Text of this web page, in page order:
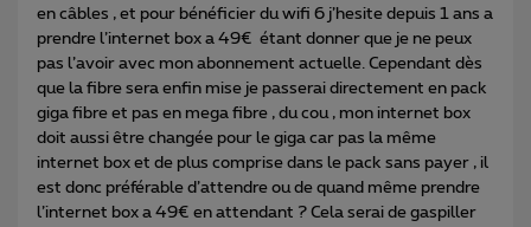
en câbles , et pour bénéficier du wifi 6 j’hesite depuis 1 ans a
prendre l’internet box a 49€ étant donner que je ne peux
pas l’avoir avec mon abonnement actuelle. Cependant dès
que la fibre sera enfin mise je passerai directement en pack
giga fibre et pas en mega fibre , du cou , mon internet box
doit aussi être changée pour le giga car pas la même
internet box et de plus comprise dans le pack sans payer , il
est donc préférable d’attendre ou de quand même prendre
l’internet box a 49€ en attendant ? Cela serai de gaspiller